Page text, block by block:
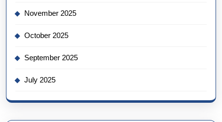
November 2025
October 2025
September 2025
July 2025